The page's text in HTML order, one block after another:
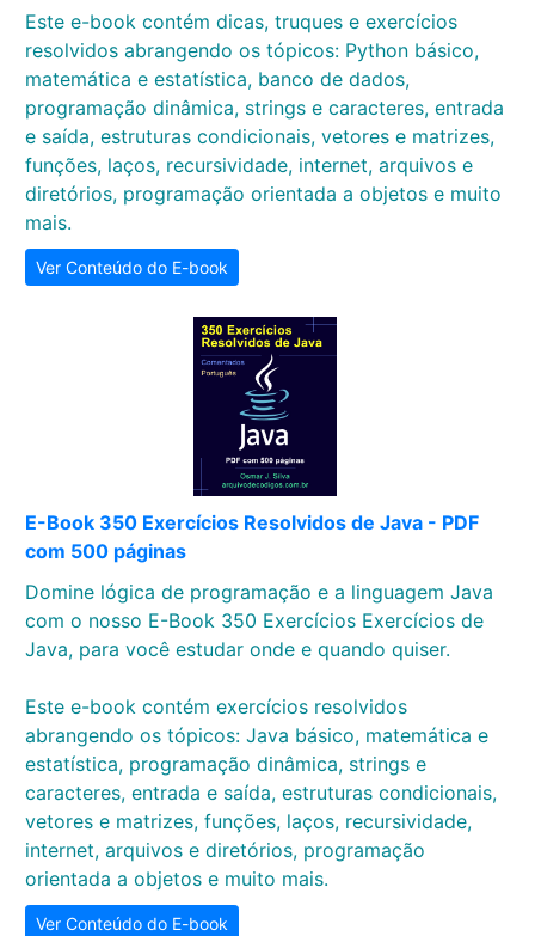
Este e-book contém dicas, truques e exercícios
resolvidos abrangendo os tópicos: Python básico,
matemática e estatística, banco de dados,
programação dinâmica, strings e caracteres, entrada
e saída, estruturas condicionais, vetores e matrizes,
funções, laços, recursividade, internet, arquivos e
diretórios, programação orientada a objetos e muito
mais.
Ver Conteúdo do E-book
E-Book 350 Exercícios Resolvidos de Java - PDF
com 500 páginas
Domine lógica de programação e a linguagem Java
com o nosso E-Book 350 Exercícios Exercícios de
Java, para você estudar onde e quando quiser.
Este e-book contém exercícios resolvidos
abrangendo os tópicos: Java básico, matemática e
estatística, programação dinâmica, strings e
caracteres, entrada e saída, estruturas condicionais,
vetores e matrizes, funções, laços, recursividade,
internet, arquivos e diretórios, programação
orientada a objetos e muito mais.
Ver Conteúdo do E-book